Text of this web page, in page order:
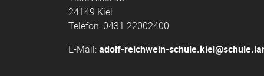
24149 Kiel
Telefon: 0431 22002400
E-Mail:adolf-reichwein-